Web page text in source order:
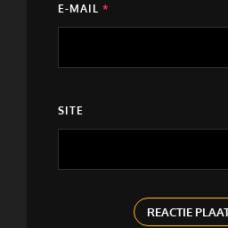
E-MAIL *
SITE